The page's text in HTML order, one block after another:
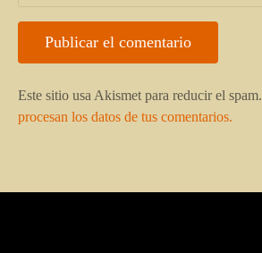
Este sitio usa Akismet para reducir el spam.
procesan los datos de tus comentarios.